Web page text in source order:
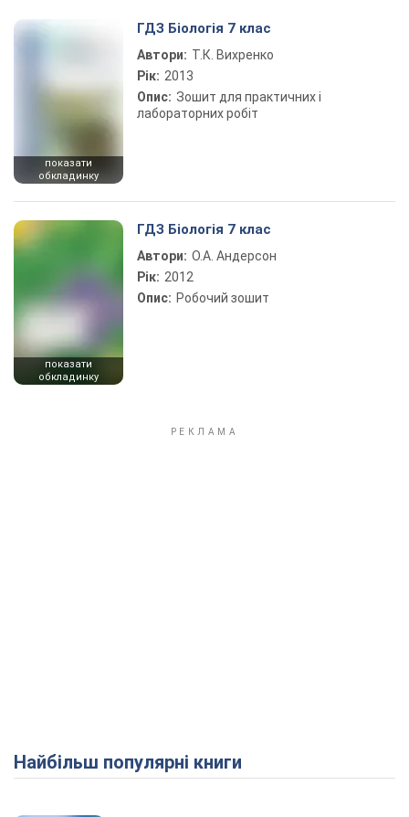
Play Video
показати
обкладинку
ГДЗ Біологія 7 клас
Автори: Т.К. Вихренко
Рік: 2013
Опис: Зошит для практичних і
лабораторних робіт
показати
обкладинку
ГДЗ Біологія 7 клас
Автори: О.А. Андерсон
Рік: 2012
Опис: Робочий зошит
Найбільш популярні книги